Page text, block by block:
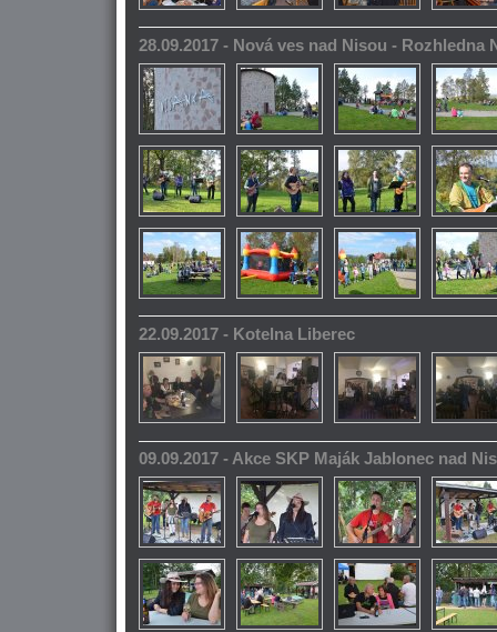
28.09.2017 - Nová ves nad Nisou - Rozhledna
22.09.2017 - Kotelna Liberec
09.09.2017 - Akce SKP Maják Jablonec nad